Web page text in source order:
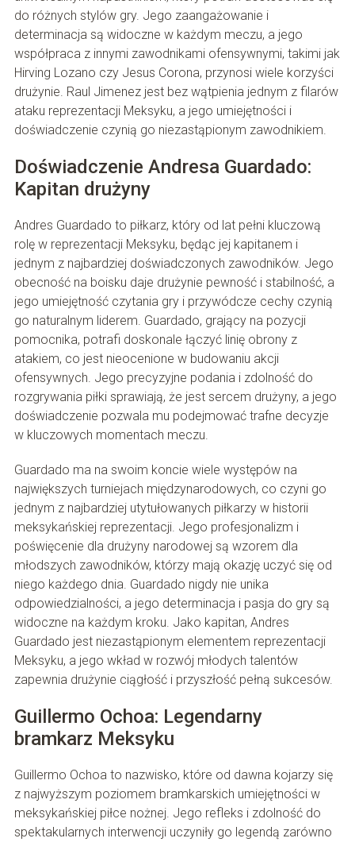
do różnych stylów gry. Jego zaangażowanie i
determinacja są widoczne w każdym meczu, a jego
współpraca z innymi zawodnikami ofensywnymi, takimi jak
Hirving Lozano czy Jesus Corona, przynosi wiele korzyści
drużynie. Raul Jimenez jest bez wątpienia jednym z filarów
ataku reprezentacji Meksyku, a jego umiejętności i
doświadczenie czynią go niezastąpionym zawodnikiem.
Doświadczenie Andresa Guardado:
Kapitan drużyny
Andres Guardado to piłkarz, który od lat pełni kluczową
rolę w reprezentacji Meksyku, będąc jej kapitanem i
jednym z najbardziej doświadczonych zawodników. Jego
obecność na boisku daje drużynie pewność i stabilność, a
jego umiejętność czytania gry i przywódcze cechy czynią
go naturalnym liderem. Guardado, grający na pozycji
pomocnika, potrafi doskonale łączyć linię obrony z
atakiem, co jest nieocenione w budowaniu akcji
ofensywnych. Jego precyzyjne podania i zdolność do
rozgrywania piłki sprawiają, że jest sercem drużyny, a jego
doświadczenie pozwala mu podejmować trafne decyzje
w kluczowych momentach meczu.
Guardado ma na swoim koncie wiele występów na
największych turniejach międzynarodowych, co czyni go
jednym z najbardziej utytułowanych piłkarzy w historii
meksykańskiej reprezentacji. Jego profesjonalizm i
poświęcenie dla drużyny narodowej są wzorem dla
młodszych zawodników, którzy mają okazję uczyć się od
niego każdego dnia. Guardado nigdy nie unika
odpowiedzialności, a jego determinacja i pasja do gry są
widoczne na każdym kroku. Jako kapitan, Andres
Guardado jest niezastąpionym elementem reprezentacji
Meksyku, a jego wkład w rozwój młodych talentów
zapewnia drużynie ciągłość i przyszłość pełną sukcesów.
Guillermo Ochoa: Legendarny
bramkarz Meksyku
Guillermo Ochoa to nazwisko, które od dawna kojarzy się
z najwyższym poziomem bramkarskich umiejętności w
meksykańskiej piłce nożnej. Jego refleks i zdolność do
spektakularnych interwencji uczyniły go legendą zarówno